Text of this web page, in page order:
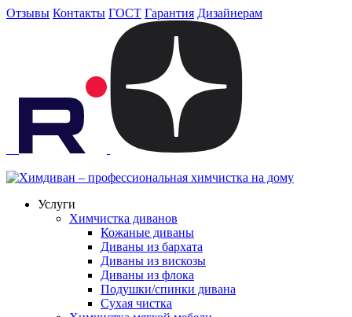
Отзывы Контакты ГОСТ Гарантия Дизайнерам
Услуги
Химчистка диванов
Кожаные диваны
Диваны из бархата
Диваны из вискозы
Диваны из флока
Подушки/спинки дивана
Сухая чистка